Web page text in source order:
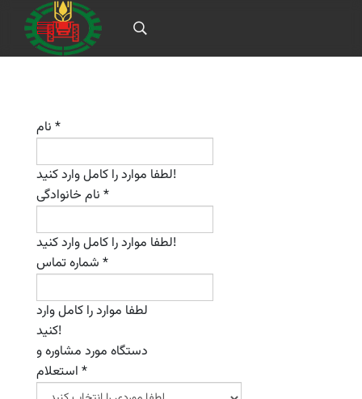
نام *
لطفا موارد را کامل وارد کنید!
نام خانوادگی *
لطفا موارد را کامل وارد کنید!
شماره تماس *
لطفا موارد را کامل وارد
کنید!
دستگاه مورد مشاوره و
استعلام *